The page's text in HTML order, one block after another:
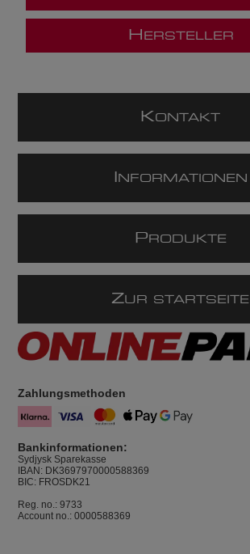
H ERSTELLER
KONTAKT
NFORMATIONEN
P RODUKTE
ZUR STARTSEITE
Zahlungsmethoden
Bankinformationen:
Sydjysk Sparekasse
IBAN: DK3697970000588369
BIC: FROSDK21
Reg. no.: 9733
Account no.: 0000588369